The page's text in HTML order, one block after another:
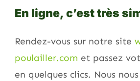
En ligne, c’est très
Rendez-vous sur notre site
poulailler.com et passez
en quelques clics. Nous